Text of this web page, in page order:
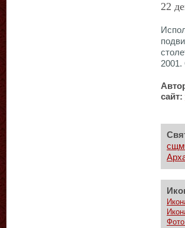
22
2001.
сайт: